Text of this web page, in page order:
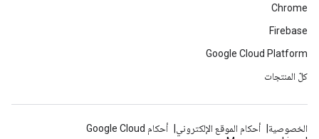
Chrome
Firebase
Google Cloud Platform
كلّ المنتجات
الخصوصية أحكام الموقع الإلكتروني
أحكام Google Cloud